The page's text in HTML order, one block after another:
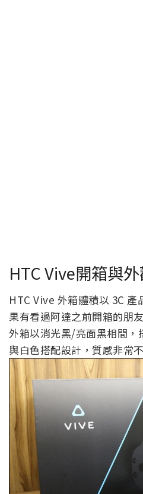
HTC Vive開箱與
HTC Vive 外箱體積以 3C 產
果有看過阿達之前開箱的朋
外箱以消光黑/亮面黑相間，
與白色搭配設計，質感非常不